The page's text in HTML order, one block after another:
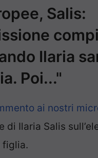
Salis:
Ilaria
Poi..."
ai nostri
di Ilaria Salis
figlia.